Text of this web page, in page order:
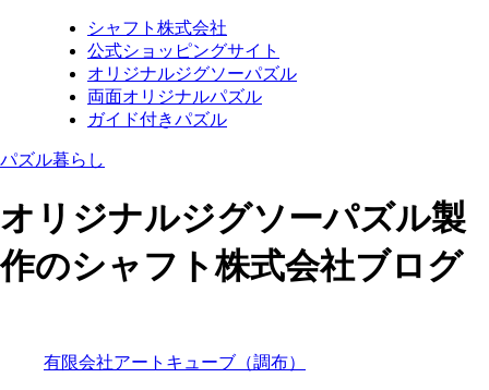
シャフト株式会社
公式ショッピングサイト
オリジナルジグソーパズル
両面オリジナルパズル
ガイド付きパズル
パズル暮らし
オリジナルジグソーパズル製
作のシャフト株式会社ブログ
有限会社アートキューブ（調布）